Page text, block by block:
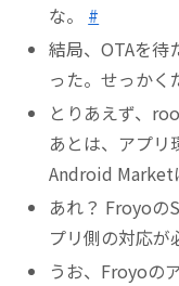
な。 #
結局、OTAを待
った。せっかく
とりあえず、
あとは、アプリ
Android Market
あれ？ Froyoの
プリ側の対応が
うお、Froyoの